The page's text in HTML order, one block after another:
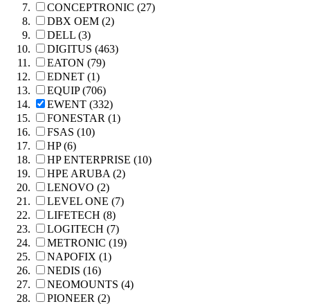
CONCEPTRONIC (27)
DBX OEM (2)
DELL (3)
DIGITUS (463)
EATON (79)
EDNET (1)
EQUIP (706)
EWENT (332)
FONESTAR (1)
FSAS (10)
HP (6)
HP ENTERPRISE (10)
HPE ARUBA (2)
LENOVO (2)
LEVEL ONE (7)
LIFETECH (8)
LOGITECH (7)
METRONIC (19)
NAPOFIX (1)
NEDIS (16)
NEOMOUNTS (4)
PIONEER (2)